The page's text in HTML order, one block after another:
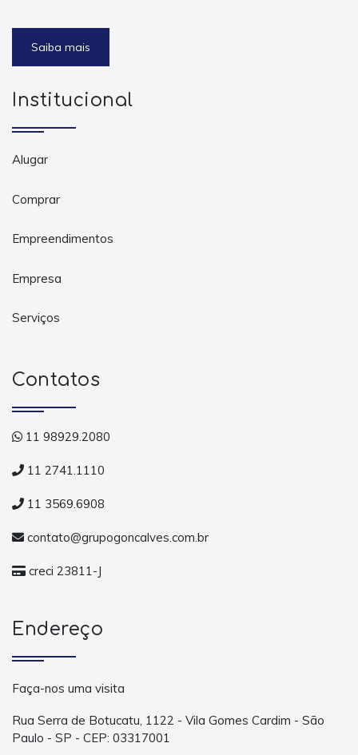
Saiba mais
Institucional
Alugar
Comprar
Empreendimentos
Empresa
Serviços
Contatos
11 98929.2080
11 2741.1110
11 3569.6908
contato@grupogoncalves.com.br
creci 23811-J
Endereço
Faça-nos uma visita
Rua Serra de Botucatu, 1122 - Vila Gomes Cardim - São
Paulo - SP - CEP: 03317001